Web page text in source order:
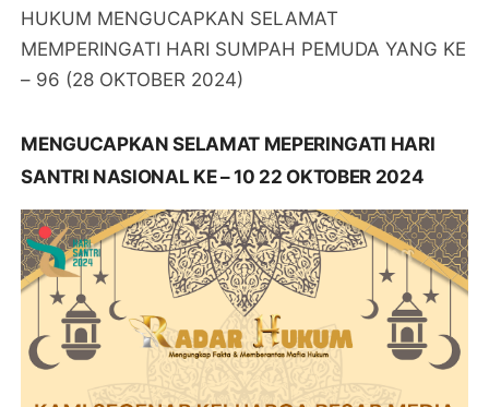
HUKUM MENGUCAPKAN SELAMAT
MEMPERINGATI HARI SUMPAH PEMUDA YANG KE
– 96 (28 OKTOBER 2024)
MENGUCAPKAN SELAMAT MEPERINGATI HARI
SANTRI NASIONAL KE – 10 22 OKTOBER 2024